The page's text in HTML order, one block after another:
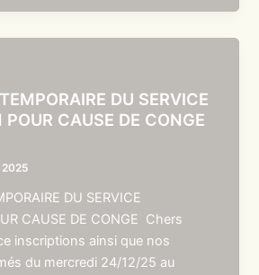
DU SERVICE
CAUSE DE CONGE
2025
DU SERVICE
CAUSE DE CONGE Chers
inscriptions ainsi que nos
du mercredi 24/12/25 au